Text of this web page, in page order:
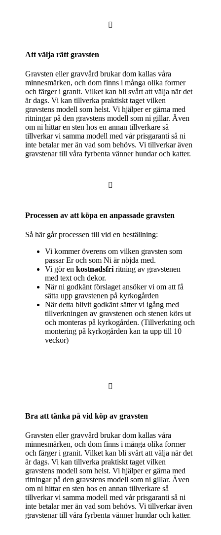

Att välja rätt gravsten
Gravsten eller gravvård brukar dom kallas våra
minnesmärken, och dom finns i många olika former
och färger i granit. Vilket kan bli svårt att välja när det
är dags. Vi kan tillverka praktiskt taget vilken
gravstens modell som helst. Vi hjälper er gärna med
ritningar på den gravstens modell som ni gillar. Även
om ni hittar en sten hos en annan tillverkare så
tillverkar vi samma modell med vår prisgaranti så ni
inte betalar mer än vad som behövs. Vi tillverkar även
gravstenar till våra fyrbenta vänner hundar och katter.

Processen av att köpa en anpassade gravsten
Så här går processen till vid en beställning:
Vi kommer överens om vilken gravsten som
passar Er och som Ni är nöjda med.
Vi gör en kostnadsfri ritning av gravstenen
med text och dekor.
När ni godkänt förslaget ansöker vi om att få
sätta upp gravstenen på kyrkogården
När detta blivit godkänt sätter vi igång med
tillverkningen av gravstenen och stenen körs ut
och monteras på kyrkogården. (Tillverkning och
montering på kyrkogården kan ta upp till 10
veckor)

Bra att tänka på vid köp av gravsten
Gravsten eller gravvård brukar dom kallas våra
minnesmärken, och dom finns i många olika former
och färger i granit. Vilket kan bli svårt att välja när det
är dags. Vi kan tillverka praktiskt taget vilken
gravstens modell som helst. Vi hjälper er gärna med
ritningar på den gravstens modell som ni gillar. Även
om ni hittar en sten hos en annan tillverkare så
tillverkar vi samma modell med vår prisgaranti så ni
inte betalar mer än vad som behövs. Vi tillverkar även
gravstenar till våra fyrbenta vänner hundar och katter.